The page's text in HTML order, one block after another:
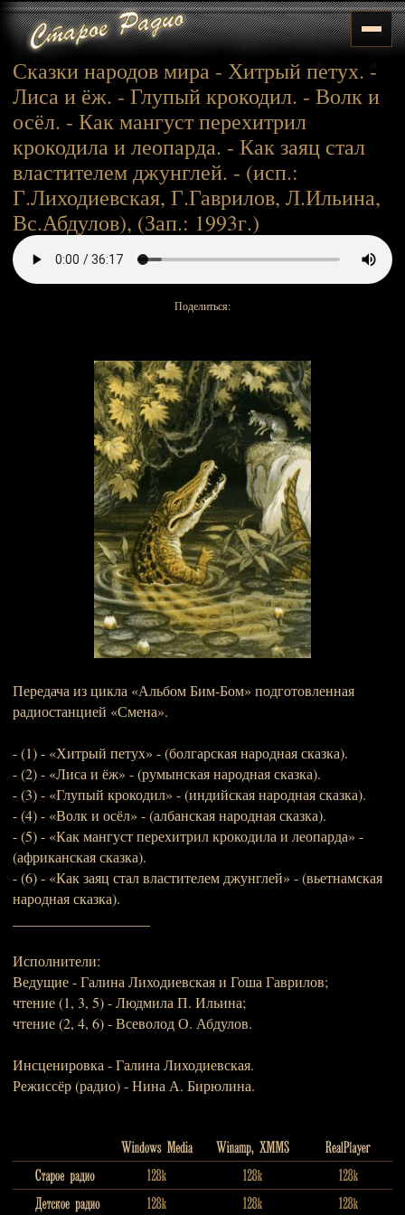
Сказки народов мира - Хитрый петух. -
Лиса и ёж. - Глупый крокодил. - Волк и
осёл. - Как мангуст перехитрил
крокодила и леопарда. - Как заяц стал
властителем джунглей. - (исп.:
Г.Лиходиевская, Г.Гаврилов, Л.Ильина,
Вс.Абдулов), (Зап.: 1993г.)
Поделиться:
Передача из цикла «Альбом Бим-Бом» подготовленная
радиостанцией «Смена».
- (1) - «Хитрый петух» - (болгарская народная сказка).
- (2) - «Лиса и ёж» - (румынская народная сказка).
- (3) - «Глупый крокодил» - (индийская народная сказка).
- (4) - «Волк и осёл» - (албанская народная сказка).
- (5) - «Как мангуст перехитрил крокодила и леопарда» -
(африканская сказка).
- (6) - «Как заяц стал властителем джунглей» - (вьетнамская
народная сказка).
Исполнители:
Ведущие - Галина Лиходиевская и Гоша Гаврилов;
чтение (1, 3, 5) - Людмила П. Ильина;
чтение (2, 4, 6) - Всеволод О. Абдулов.
Инсценировка - Галина Лиходиевская.
Режиссёр (радио) - Нина А. Бирюлина.